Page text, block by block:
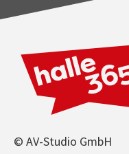
© AV-Studio GmbH